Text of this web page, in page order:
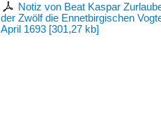
Notiz von Beat Kaspar
der Zwölf die Ennetbirgischen
April 1693 [301,27 kb]